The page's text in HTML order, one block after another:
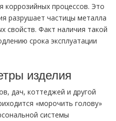
коррозийных процессов. Это
разрушает частицы металла
свойств. Факт наличия такой
срока эксплуатации
изделия
дач, коттеджей и другой
«морочить голову»
системы